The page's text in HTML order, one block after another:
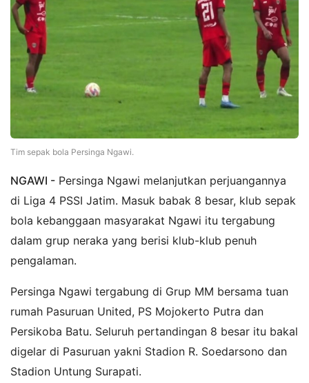
Tim sepak bola Persinga Ngawi.
NGAWI - Persinga Ngawi melanjutkan perjuangannya
di Liga 4 PSSI Jatim. Masuk babak 8 besar, klub sepak
bola kebanggaan masyarakat Ngawi itu tergabung
dalam grup neraka yang berisi klub-klub penuh
pengalaman.
Persinga Ngawi tergabung di Grup MM bersama tuan
rumah Pasuruan United, PS Mojokerto Putra dan
Persikoba Batu. Seluruh pertandingan 8 besar itu bakal
digelar di Pasuruan yakni Stadion R. Soedarsono dan
Stadion Untung Surapati.